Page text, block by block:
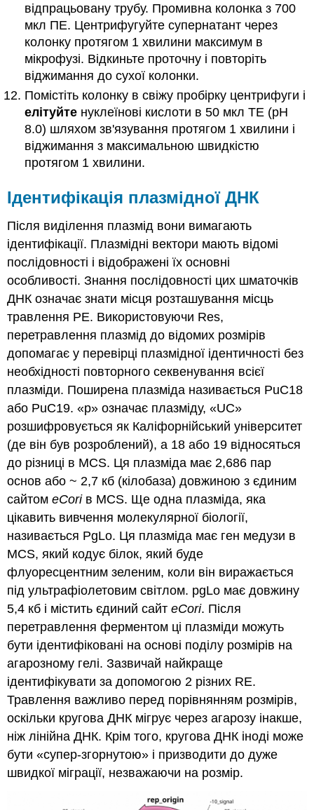
відпрацьовану трубу. Промивна колонка з 700
мкл ПЕ. Центрифугуйте супернатант через
колонку протягом 1 хвилини максимум в
мікрофузі. Відкиньте проточну і повторіть
віджимання до сухої колонки.
Помістіть колонку в свіжу пробірку центрифуги і
елітуйте нуклеїнові кислоти в 50 мкл TE (pH
8.0) шляхом зв'язування протягом 1 хвилини і
віджимання з максимальною швидкістю
протягом 1 хвилини.
Ідентифікація плазмідної ДНК
Після виділення плазмід вони вимагають
ідентифікації. Плазмідні вектори мають відомі
послідовності і відображені їх основні
особливості. Знання послідовності цих шматочків
ДНК означає знати місця розташування місць
травлення РЕ. Використовуючи Res,
перетравлення плазмід до відомих розмірів
допомагає у перевірці плазмідної ідентичності без
необхідності повторного секвенування всієї
плазміди. Поширена плазміда називається PuC18
або PuC19. «p» означає плазміду, «UC»
розшифровується як Каліфорнійський університет
(де він був розроблений), а 18 або 19 відносяться
до різниці в MCS. Ця плазміда має 2,686 пар
основ або ~ 2,7 кб (кілобаза) довжиною з єдиним
сайтомeCoriв MCS. Ще одна плазміда, яка
цікавить вивчення молекулярної біології,
називається PgLo. Ця плазміда має ген медузи в
MCS, який кодує білок, який буде
флуоресцентним зеленим, коли він виражається
під ультрафіолетовим світлом. pgLo має довжину
5,4 кб і містить єдиний сайтeCori. Після
перетравлення ферментом ці плазміди можуть
бути ідентифіковані на основі поділу розмірів на
агарозному гелі. Зазвичай найкраще
ідентифікувати за допомогою 2 різних RE.
Травлення важливо перед порівнянням розмірів,
оскільки кругова ДНК мігрує через агарозу інакше,
ніж лінійна ДНК. Крім того, кругова ДНК іноді може
бути «супер-згорнутою» і призводити до дуже
швидкої міграції, незважаючи на розмір.